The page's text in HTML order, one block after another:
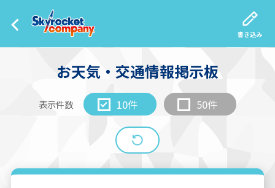
書き込み
お天気・交通情報掲示板
表示件数 10件 50件